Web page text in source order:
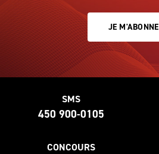
JE M'ABONNE
SMS
450 900-0105
CONCOURS